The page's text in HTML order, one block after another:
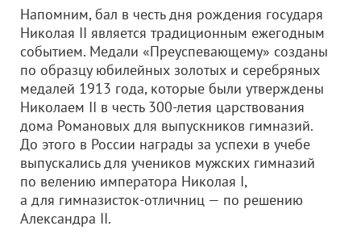
Напомним, бал в честь дня рождения государя
Николая II является традиционным ежегодным
событием. Медали «Преуспевающему» созданы
по образцу юбилейных золотых и серебряных
медалей 1913 года, которые были утверждены
Николаем II в честь 300-летия царствования
дома Романовых для выпускников гимназий.
До этого в России награды за успехи в учебе
выпускались для учеников мужских гимназий
по велению императора Николая I,
а для гимназисток-отличниц — по решению
Александра II.